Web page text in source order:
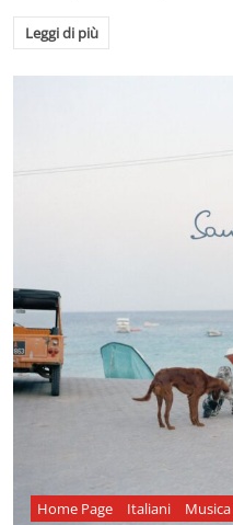
Leggi di più
Home Page Italiani Musica